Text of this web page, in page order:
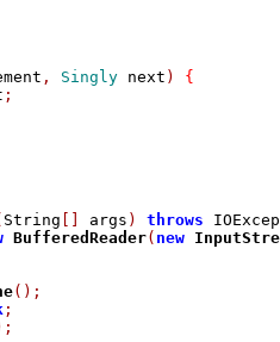
, Singly next )
{
;
String args ) throws
BufferedReader( new
();
;